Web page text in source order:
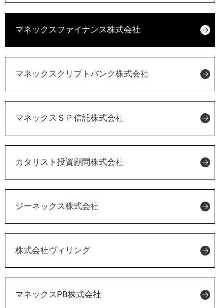
マネックスファイナンス株式会社
マネックスクリプトバンク株式会社
マネックスＳＰ信託株式会社
カタリスト投資顧問株式会社
ジーネックス株式会社
株式会社ヴィリング
マネックスPB株式会社